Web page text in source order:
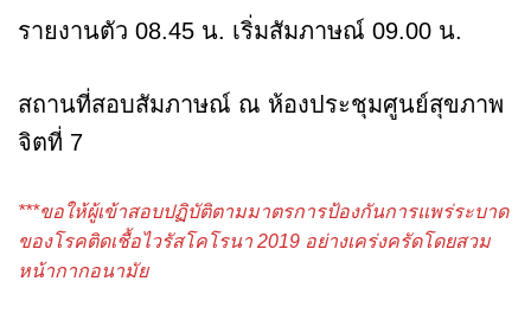
รายงานตัว 08.45 น. เริ่มสัมภาษณ์ 09.00 น.
สถานที่สอบสัมภาษณ์ ณ ห้องประชุมศูนย์สุขภาพ
จิตที่ 7
***ขอให้ผู้เข้าสอบปฏิบัติตามมาตรการป้องกันการแพร่ระบาด
ของโรคติดเชื้อไวรัสโคโรนา 2019 อย่างเคร่งครัดโดยสวม
หน้ากากอนามัย